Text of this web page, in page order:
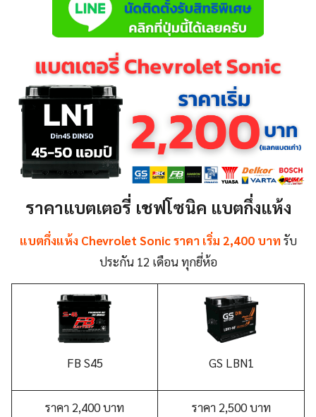
ราคาแบตเตอรี่ เชฟโซนิค แบตกึ่งแห้ง
แบตกึ่งแห้ง Chevrolet Sonicราคา เริ่ม 2,400 บาท รับ
ประกัน 12 เดือน ทุกยี่ห้อ
FB S45 GS LBN1
ราคา 2,400 บาท ราคา 2,500 บาท